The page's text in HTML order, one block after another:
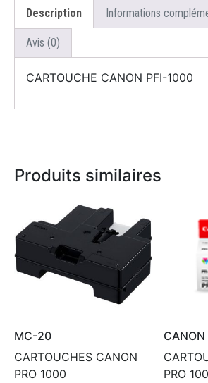
Description Informations
Avis (0)
CARTOUCHE CANON PFI-1000
Produits similaires
MC-20
CARTOUCHES CANON
PRO 1000
PRO